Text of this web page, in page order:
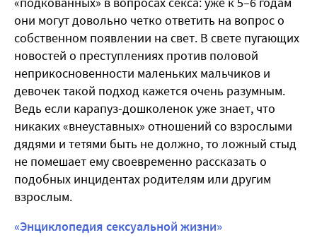
они могут довольно четко ответить на вопрос о
собственном появлении на свет. В свете пугающих
новостей о преступлениях против половой
неприкосновенности маленьких мальчиков и
девочек такой подход кажется очень разумным.
Ведь если карапуз-дошколенок уже знает, что
никаких «внеуставных» отношений со взрослыми
дядями и тетями быть не должно, то ложный стыд
не помешает ему своевременно рассказать о
подобных инцидентах родителям или другим
взрослым.
«Энциклопедия сексуальной жизни»